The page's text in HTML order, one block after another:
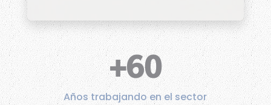
+60
Años trabajando en el sector